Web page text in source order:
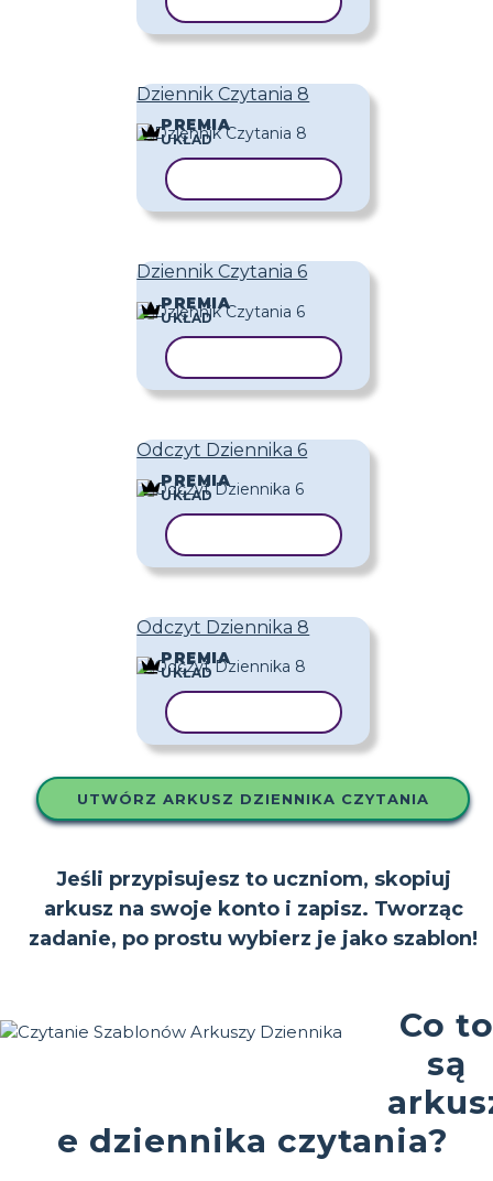
Dziennik Czytania 8
PREMIA
UKŁAD
Dziennik Czytania 6
PREMIA
UKŁAD
Odczyt Dziennika 6
PREMIA
UKŁAD
Odczyt Dziennika 8
PREMIA
UKŁAD
UTWÓRZ ARKUSZ DZIENNIKA CZYTANIA
Jeśli przypisujesz to uczniom, skopiuj
arkusz na swoje konto i zapisz. Tworząc
zadanie, po prostu wybierz je jako szablon!
Co to
są
e dziennika czytania?